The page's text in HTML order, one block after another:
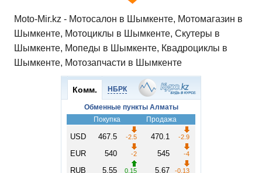
Moto-Mir.kz - Мотосалон в Шымкенте, Мотомагазин в
Шымкенте, Мотоциклы в Шымкенте, Скутеры в
Шымкенте, Мопеды в Шымкенте, Квадроциклы в
Шымкенте, Мотозапчасти в Шымкенте